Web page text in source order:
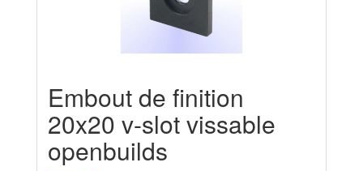
Embout de finition
20x20 v-slot vissable
openbuilds